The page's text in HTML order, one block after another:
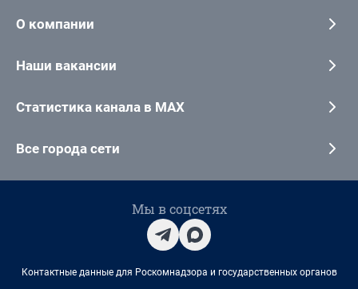
О компании
Наши вакансии
Статистика канала в MAX
Все города сети
Мы в соцсетях
Контактные данные для Роскомнадзора и государственных органов